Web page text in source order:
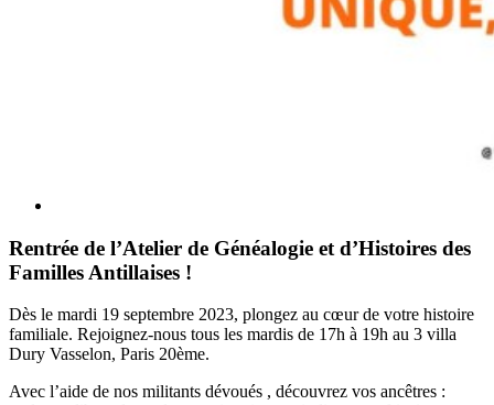
Rentrée de l’Atelier de Généalogie et d’Histoires des
Familles Antillaises !
Dès le mardi 19 septembre 2023, plongez au cœur de votre histoire
familiale. Rejoignez-nous tous les mardis de 17h à 19h au 3 villa
Dury Vasselon, Paris 20ème.
Avec l’aide de nos militants dévoués , découvrez vos ancêtres :